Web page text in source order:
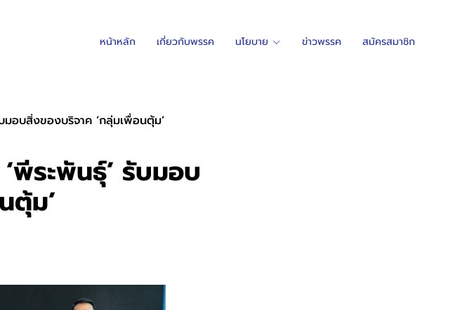
หน้าหลัก เกี่ยวกับพรรค นโยบาย ข่าวพรรค สมัครสมาชิก
มอบสิ่งของบริจาค ‘กลุ่มเพื่อนตุ้ม’
พีระพันธุ์’ รับมอบ
ตุ้ม’